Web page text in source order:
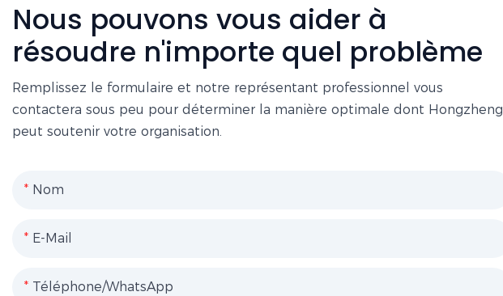
Nous pouvons vous aider à
résoudre n'importe quel problème
Remplissez le formulaire et notre représentant professionnel vous
contactera sous peu pour déterminer la manière optimale dont Hongzheng
peut soutenir votre organisation.
Nom
E-Mail
Téléphone/WhatsApp